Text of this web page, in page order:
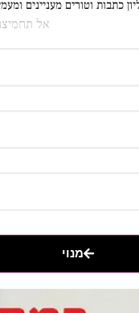
כתבות וטורים מעניינים
אל
מנוי